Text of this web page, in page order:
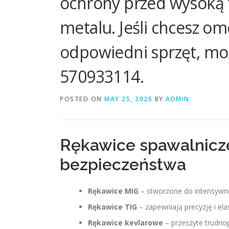
metalu. Jeśli chcesz
odpowiedni sprzęt,
570933114.
POSTED ON MAY 25, 2026 BY ADMIN
Rękawice
bezpieczeństwa
Rękawice MIG – stworzone do
Rękawice TIG – zapewniają precyzję i
Rękawice kevlarowe – przeszyte